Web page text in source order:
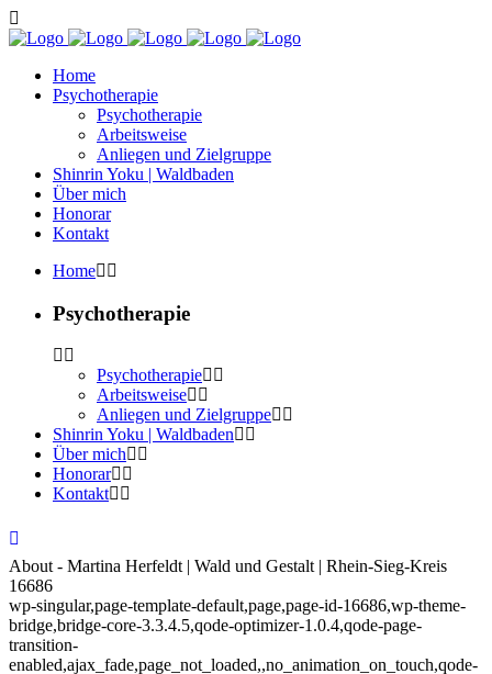
Home
Psychotherapie
Psychotherapie
Arbeitsweise
Anliegen und Zielgruppe
Shinrin Yoku | Waldbaden
Über mich
Honorar
Kontakt
Home
Psychotherapie
Psychotherapie
Arbeitsweise
Anliegen und Zielgruppe
Shinrin Yoku | Waldbaden
Über mich
Honorar
Kontakt
About - Martina Herfeldt | Wald und Gestalt | Rhein-Sieg-Kreis
16686
wp-singular,page-template-default,page,page-id-16686,wp-theme-
bridge,bridge-core-3.3.4.5,qode-optimizer-1.0.4,qode-page-
transition-
enabled,ajax_fade,page_not_loaded,,no_animation_on_touch,qode-